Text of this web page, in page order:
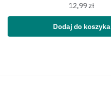
12,99zł
Dodaj do koszyka